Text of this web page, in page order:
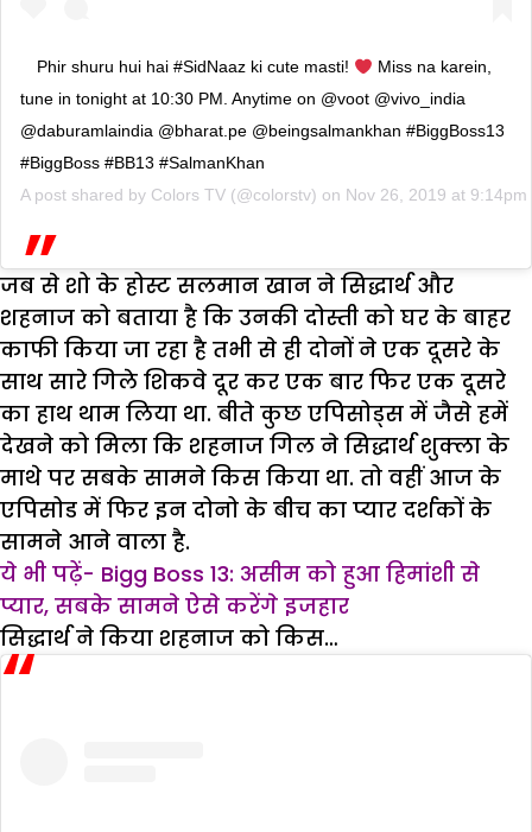
Phir shuru hui hai #SidNaaz ki cute masti!
Miss na karein,
tune in tonight at 10:30 PM. Anytime on @voot @vivo_india
@daburamlaindia @bharat.pe @beingsalmankhan #BiggBoss13
#BiggBoss #BB13 #SalmanKhan
A post shared by Colors TV (@colorstv) on Nov 26, 2019 at 9:14pm
जब से शो के होस्ट सलमान खान ने सिद्धार्थ और
शहनाज को बताया है कि उनकी दोस्ती को घर के बाहर
काफी किया जा रहा है तभी से ही दोनों ने एक दूसरे के
साथ सारे गिले शिकवे दूर कर एक बार फिर एक दूसरे
का हाथ थाम लिया था. बीते कुछ एपिसोड्स में जैसे हमें
देखने को मिला कि शहनाज गिल ने सिद्धार्थ शुक्ला के
माथे पर सबके सामने किस किया था. तो वहीं आज के
एपिसोड में फिर इन दोनो के बीच का प्यार दर्शकों के
सामने आने वाला है.
ये भी पढ़ें- Bigg Boss 13: असीम को हुआ हिमांशी से
प्यार, सबके सामने ऐसे करेंगे इजहार
सिद्धार्थ ने किया शहनाज को किस…